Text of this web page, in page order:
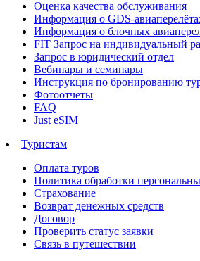
Оценка качества обслуживания
Информация о GDS-
Информация о блочных
FIT Запрос на индивидуальный
Запрос в юридический отдел
Вебинары и семинары
Инструкция по бронированию
Фотоотчеты
FAQ
Just eSIM
Туристам
Оплата туров
Политика обработки
Страхование
Возврат денежных средств
Договор
Проверить статус заявки
Связь в путешествии